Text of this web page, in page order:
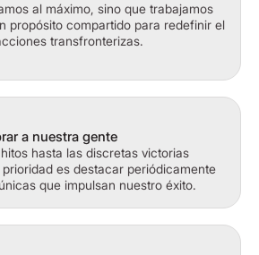
al máximo, sino que trabajamos
propósito compartido para redefinir el
transfronterizas.
a nuestra gente
hasta las discretas victorias
es destacar periódicamente
que impulsan nuestro éxito.